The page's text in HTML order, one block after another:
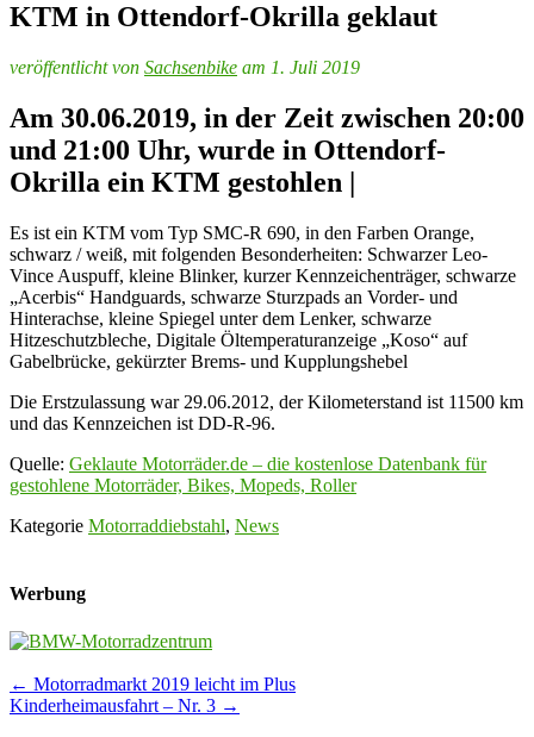
KTM in Ottendorf-Okrilla geklaut
veröffentlicht von Sachsenbike am 1. Juli 2019
Am 30.06.2019, in der Zeit zwischen 20:00
und 21:00 Uhr, wurde in Ottendorf-
Okrilla ein KTM gestohlen |
Es ist ein KTM vom Typ SMC-R 690, in den Farben Orange,
schwarz / weiß, mit folgenden Besonderheiten: Schwarzer Leo-
Vince Auspuff, kleine Blinker, kurzer Kennzeichenträger, schwarze
„Acerbis“ Handguards, schwarze Sturzpads an Vorder- und
Hinterachse, kleine Spiegel unter dem Lenker, schwarze
Hitzeschutzbleche, Digitale Öltemperaturanzeige „Koso“ auf
Gabelbrücke, gekürzter Brems- und Kupplungshebel
Die Erstzulassung war 29.06.2012, der Kilometerstand ist 11500 km
und das Kennzeichen ist DD-R-96.
Quelle: Geklaute Motorräder.de – die kostenlose Datenbank für
gestohlene Motorräder, Bikes, Mopeds, Roller
Kategorie Motorraddiebstahl, News
Werbung
Post
navigation
← Motorradmarkt 2019 leicht im Plus
Kinderheimausfahrt – Nr. 3 →